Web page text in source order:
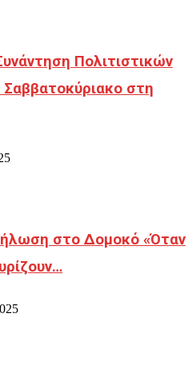
Πολιτιστικών
στη
στο Δομοκό «Όταν